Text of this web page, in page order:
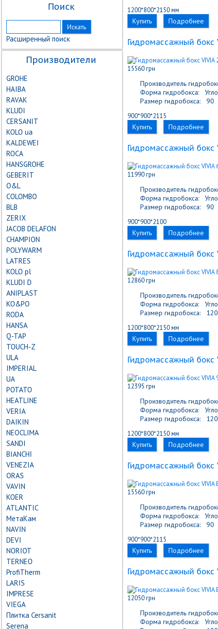
Поиск
Расширенный поиск
Производители
GROHE
HAIBA
RAVAK
KLUDI
CERSANIT
KOLO ua
KALDEWEI
ROCA
HANSGROHE
GEBERIT
О&L
COLOMBO
BLB
ZERIX
JACOB DELAFON
CHAMPION
POLYWARM
LATRES
KOLO pl
KLUDI D
ANIPLAST
KO&PO
RODA
HANSA
Q-TAP
TOUCH-Z
ULA
IMPERIAL
UA
POTATO
HEATLINE
VERIA
DAIKIN
NEOCLIMA
SANDI
BIANCHI
VENEZIA
ORAS
VAVIN
KOER
ATLANTIC
МетаКам
NAVIN
DEVI
NORIOT
TERNEO
ProfiTherm
LARIS
IMPRESE
VIEGA
Плитка Cersanit
Serena
1200*800*2150 мм
Купить Подробнее
Гидромассажный бокс
15560 грн
Производитель
Форма гидробокса:
Размер гидробокса:
90
900*900*2115
Купить Подробнее
Гидромассажный бокс
11990 грн
Производитель
Форма гидробокса:
Размер гидробокса:
90
900*900*2100
Купить Подробнее
Гидромассажный бокс
12860 грн
Производитель
Форма гидробокса:
Размер гидробокса:
120
1200*800*2150 мм
Купить Подробнее
Гидромассажный бокс
12395 грн
Производитель
Форма гидробокса:
Размер гидробокса:
120
1200*800*2150 мм
Купить Подробнее
Гидромассажный бокс
15560 грн
Производитель
Форма гидробокса:
Размер гидробокса:
90
900*900*2115
Купить Подробнее
Гидромассажный бокс
12050 грн
Производитель
Форма гидробокса: